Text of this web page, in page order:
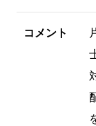
コメント